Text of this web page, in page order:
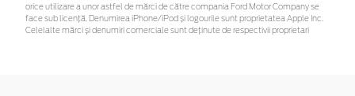
orice utilizare a unor astfel de mărci de către compania Ford Motor Company se
face sub licență. Denumirea iPhone/iPod și logourile sunt proprietatea Apple Inc.
Celelalte mărci și denumiri comerciale sunt deținute de respectivii proprietari